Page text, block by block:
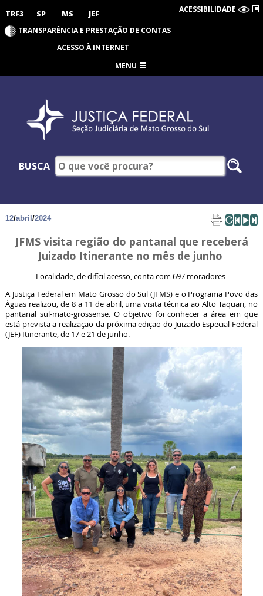
TRF3 SP MS JEF ACESSIBILIDADE
TRANSPARÊNCIA E PRESTAÇÃO DE CONTAS
ACESSO À INTERNET
MENU
BUSCA
12/abril /2024
JFMS visita região do pantanal que receberá
Juizado Itinerante no mês de junho
Localidade, de difícil acesso, conta com 697 moradores
A Justiça Federal em Mato Grosso do Sul (JFMS) e o Programa Povo das
Águas realizou, de 8 a 11 de abril, uma visita técnica ao Alto Taquari, no
pantanal sul-mato-grossense. O objetivo foi conhecer a área em que
está prevista a realização da próxima edição do Juizado Especial Federal
(JEF) Itinerante, de 17 e 21 de junho.